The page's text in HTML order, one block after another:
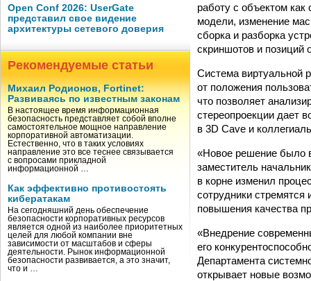
Open Conf 2026: UserGate
представил свое видение
архитектуры сетевого доверия
Рекомендуемые статьи
Михаил Родионов, Fortinet:
Развиваясь по известным законам
В настоящее время информационная
безопасность представляет собой вполне
самостоятельное мощное направление
корпоративной автоматизации.
Естественно, что в таких условиях
направление это все теснее связывается
с вопросами прикладной
информационной …
Как эффективно противостоять
кибератакам
На сегодняшний день обеспечение
безопасности корпоративных ресурсов
является одной из наиболее приоритетных
целей для любой компании вне
зависимости от масштабов и сферы
деятельности. Рынок информационной
безопасности развивается, а это значит,
что и …
работу с объектом
модели, изменение
сборка и разборка
скриншотов и позиций
Система виртуальной
от положения
что позволяет
стереопроекции дает
в 3D Cave и
«Новое решение было
заместитель
в корне изменил
сотрудники стремятся
повышения качества
«Внедрение
его
Департамента
открывает новые